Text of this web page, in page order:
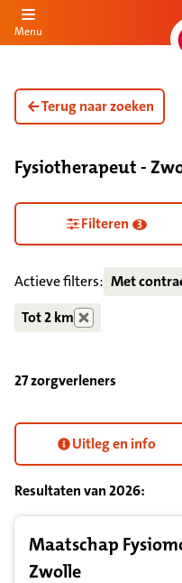
de inhoud
Menu
Terug naar zoeken
Fysiotherapeut -
Filteren 3
Actieve filters: Met
Tot 2 km
27 zorgverleners
Uitleg en info
Resultaten van2026:
Maatschap
Zwolle